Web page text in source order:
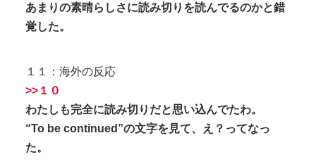
あまりの素晴らしさに読み切りを読んでるのかと錯
覚した。
１１：海外の反応
>>１０
わたしも完全に読み切りだと思い込んでたわ。
“To be continued”の文字を見て、え？ってなっ
た。